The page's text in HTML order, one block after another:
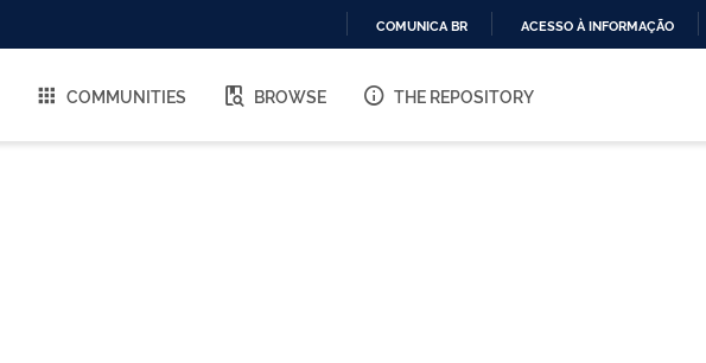
O
COMUNICA BR ACESSO À INFORMAÇÃO
COMMUNITIES BROWSE THE REPOSITORY